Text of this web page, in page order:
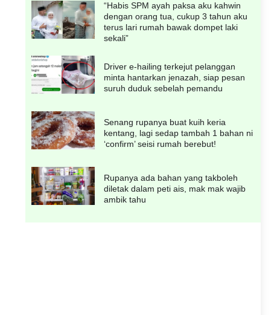
“Habis SPM ayah paksa aku kahwin
dengan orang tua, cukup 3 tahun aku
terus lari rumah bawak dompet laki
sekali”
Driver e-hailing terkejut pelanggan
minta hantarkan jenazah, siap pesan
suruh duduk sebelah pemandu
Senang rupanya buat kuih keria
kentang, lagi sedap tambah 1 bahan ni
‘confirm’ seisi rumah berebut!
Rupanya ada bahan yang takboleh
diletak dalam peti ais, mak mak wajib
ambik tahu